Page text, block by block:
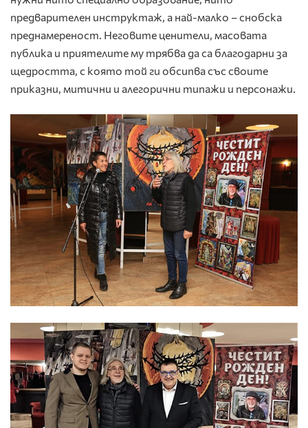
предварителен инструктаж, а най-малко – снобска
преднамереност. Неговите ценители, масовата
публика и приятелите му трябва да са благодарни за
щедростта, с която той ги обсипва със своите
приказни, митични и алегорични типажи и персонажи.